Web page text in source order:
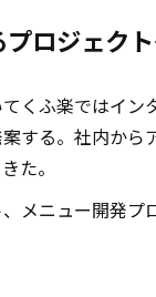
ロジェク
くふ楽ではイ
する。社内か
た。
メニュー開発プ